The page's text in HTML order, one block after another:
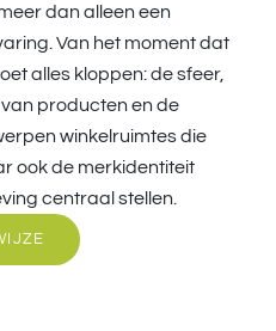
dan alleen een
Van het moment dat
alles kloppen: de sfeer,
producten en de
winkelruimtes die
ook de merkidentiteit
centraal stellen.